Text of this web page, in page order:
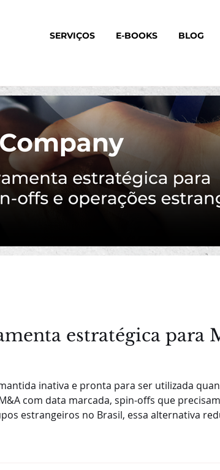
SERVIÇOS E-BOOKS BLOG
estratégica para
inativa e pronta para ser utilizada
com data marcada, spin-offs que
estrangeiros no Brasil, essa alternativa